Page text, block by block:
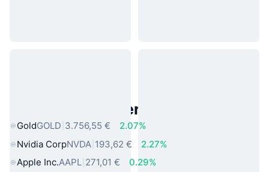
Beliebte reale Vermögenswerte
GoldGOLD 3.756,55 €
2.07%
Nvidia CorpNVDA 193,62 €
2.27%
Apple Inc.AAPL 271,01 €
0.29%